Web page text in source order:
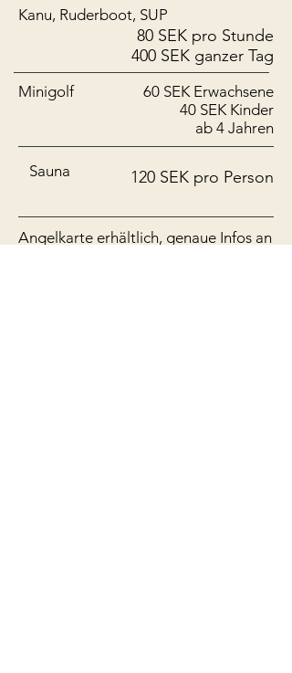
Kanu, Ruderboot, SUP
80 SEK pro Stunde
400 SEK ganzer Tag
Minigolf
60 SEK Erwachsene
40 SEK Kinder
ab 4 Jahren
Sauna 120 SEK pro Person
Angelkarte erhältlich, genaue Infos an